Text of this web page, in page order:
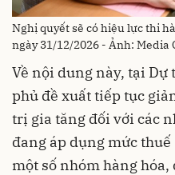
Nghị quyết sẽ có hiệu lực thi
ngày 31/12/2026 - Ảnh: Media
Về nội dung này, tại
phủ đề xuất tiếp tục
trị gia tăng đối với các
đang áp dụng mức
một số nhóm hàng